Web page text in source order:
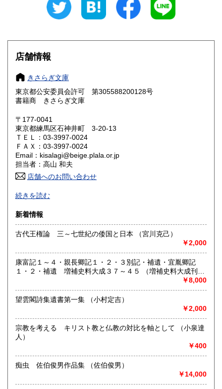
210円 三重県
大阪府
奈良県
鳥取県 210円 島根県
岡山県
山口県 210円
香川県 210円
高知県 210円
佐賀県
熊本県 210円 大分県 210円
210円
沖縄県 210円
店舗情報
きさらぎ文庫
東京都公安委員会許可 第305588200128号
書籍商 きさらぎ文庫
〒177-0041
東京都練馬区石神井町 3-20-13
ＴＥＬ：03-3997-0024
ＦＡＸ：03-3997-0024
Email：kisalagi@beige.plala.or.jp
担当者：高山 和夫
店舗へのお問い合わせ
日本史・近現代史・人文社会科学全般の古書目録発行（休刊
中）。不在がちですのでご来店の場合は事前にご連絡くださ
沿線名：西武池袋線
最寄駅：石神井公園駅すぐ
定休日：水曜日
書籍の買取について
-
-
続きを読む
新着情報
古代王権論 三～七世紀の倭国と日本 （宮川克己）
￥2,000
康富記１～４・親長卿記１・２・３別記・補遺・宜胤卿記
１・２・補遺 増補史料大成３７～４５ （増補史料大成刊行
￥8,000
望雲閣詩集遺書第一集 （小村定吉）
￥2,000
宗教を考える キリスト教と仏教の対比を軸として （小泉達
人）
￥400
痴虫 佐伯俊男作品集 （佐伯俊男）
￥14,000